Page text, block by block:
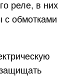
реле, в них
с обмотками